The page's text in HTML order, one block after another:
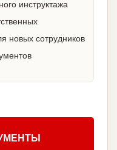
инструктажа
новых сотрудников